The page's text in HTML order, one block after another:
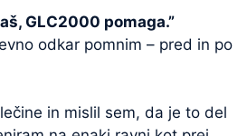
GLC2000 pomaga.”
odkar pomnim – pred in po
in mislil sem, da je to del